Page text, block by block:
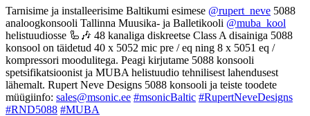
Tarnisime ja installeerisime Baltikumi esimese @rupert_neve 5088
analoogkonsooli Tallinna Muusika- ja Balletikooli @muba_kool
helistuudiosse 🦾🎶 48 kanaliga diskreetse Class A disainiga 5088
konsool on täidetud 40 x 5052 mic pre / eq ning 8 x 5051 eq /
kompressori moodulitega. Peagi kirjutame 5088 konsooli
spetsifikatsioonist ja MUBA helistuudio tehnilisest lahendusest
lähemalt. Rupert Neve Designs 5088 konsooli ja teiste toodete
müügiinfo: sales@msonic.ee #msonicBaltic #RupertNeveDesigns
#RND5088 #MUBA